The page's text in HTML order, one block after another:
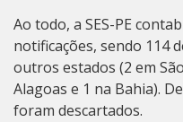
Ao todo, a SES-PE
notificações, sendo 114
outros estados (2 em
Alagoas e 1 na Bahia).
foram descartados.